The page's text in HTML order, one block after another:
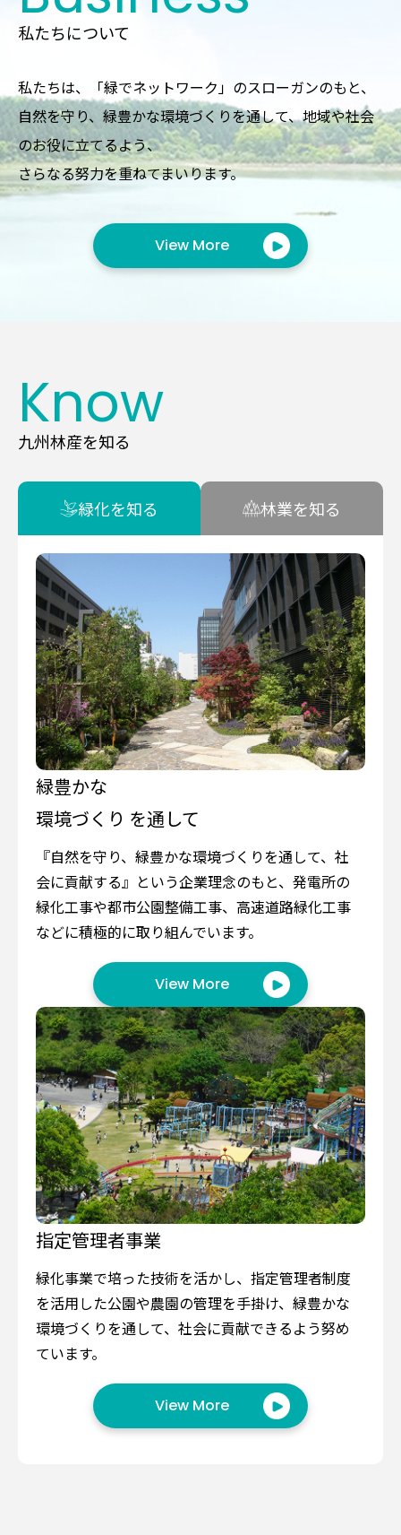
私たちについて
私たちは、「緑でネットワーク」のスローガンのもと、
自然を守り、緑豊かな環境づくりを通して、地域や社会
のお役に立てるよう、
さらなる努力を重ねてまいります。
View More
九州林産を知る
Know
緑化を知る 林業を知る
緑豊かな
環境づくり を通して
『自然を守り、緑豊かな環境づくりを通して、社
会に貢献する』という企業理念のもと、発電所の
緑化工事や都市公園整備工事、高速道路緑化工事
などに積極的に取り組んでいます。
View More
指定管理者事業
緑化事業で培った技術を活かし、指定管理者制度
を活用した公園や農園の管理を手掛け、緑豊かな
環境づくりを通して、社会に貢献できるよう努め
ています。
View More